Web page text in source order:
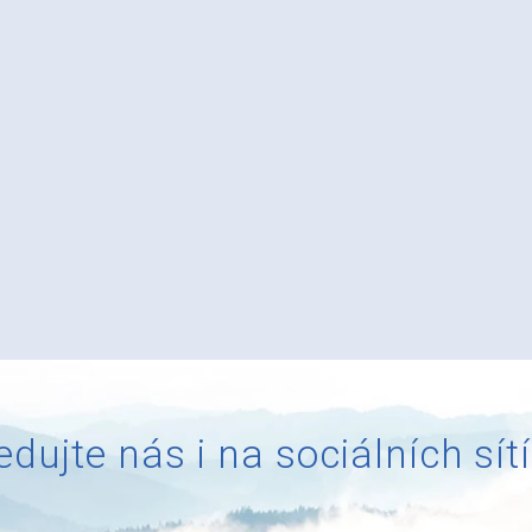
nás i na sociálních